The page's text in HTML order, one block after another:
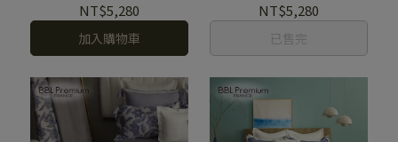
NT$5,280
加入購物車
NT$5,280
已售完